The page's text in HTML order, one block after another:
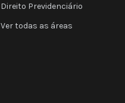
Direito Previdenciário
Ver todas as áreas